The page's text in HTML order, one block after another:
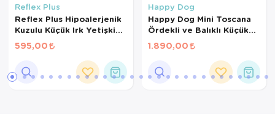
Reflex Plus
Reflex Plus Hipoalerjenik
Kuzulu Küçük Irk Yetişkin
Köpek Maması 1,5kg
595,00
Happy Dog
Happy Dog Mini Toscana
Ördekli ve Balıklı Küçük
Irk Yetişkin Köpek Maması
4 Kg
1.890,00